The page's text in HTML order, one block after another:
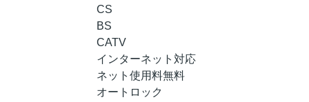
CS
BS
CATV
インターネット対応
ネット使用料無料
オートロック